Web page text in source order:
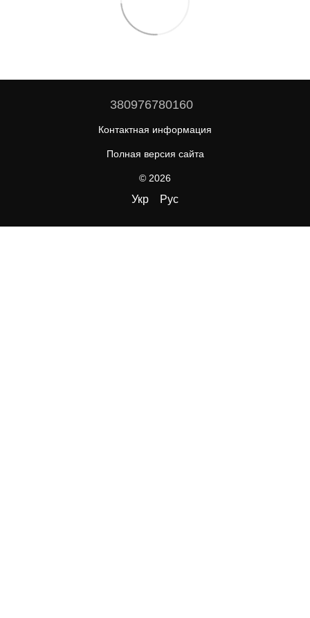
380976780160
Контактная информация
Полная версия сайта
© 2026
Укр Рус